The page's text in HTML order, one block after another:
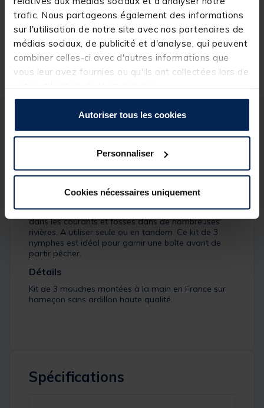
trafic. Nous partageons également des informations
sur l'utilisation de notre site avec nos partenaires de
médias sociaux, de publicité et d'analyse, qui peuvent
combiner celles-ci avec d'autres informations que
vous leur avez fournies ou qu'ils ont collectées lors de
Autoriser tous les cookies
Personnaliser
Cookies nécessaires uniquement
7,99 € Ajouter
Expédition sous 24 h
Description Spécifications
Description & détails
Description
Les nymphes Jigs à tag rose h12 sont redoutables
dans les courants et fosses dans de nombreuses
rivières. A utiliser seule ou en tandem. Ce kit de 3
nymphes est idéal pour garnir une boîte avant de
partir pêcher.
Détails
Kit de 3 mouches montées à la main en France sur
hameçon sans ardillon haute qualité.
Spécifications